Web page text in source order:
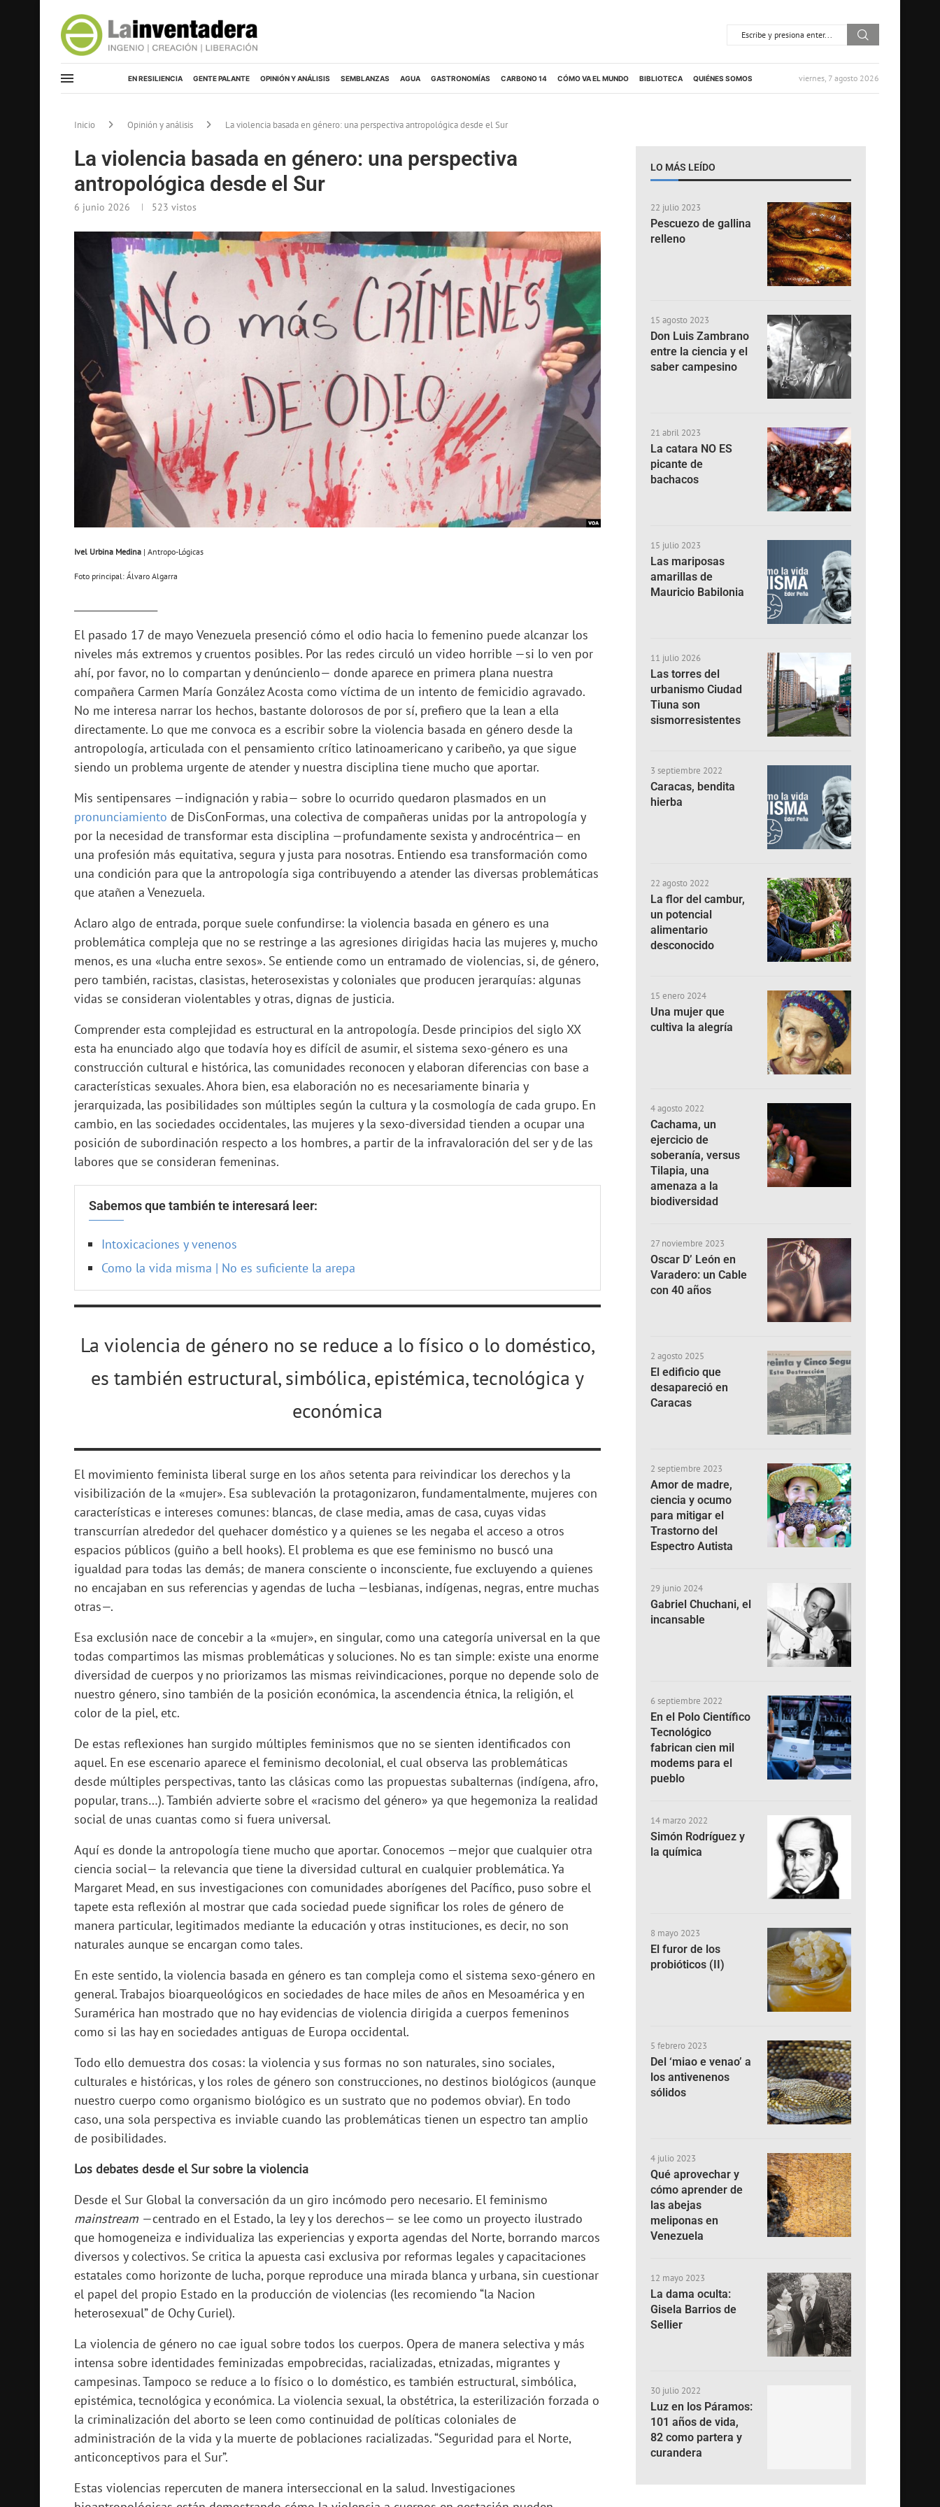
EN RESILIENCIA GENTE PALANTE OPINIÓN Y ANÁLISIS SEMBLANZAS AGUA GASTRONOMÍAS CARBONO 14 CÓMO VA EL MUNDO BIBLIOTECA QUIÉNES SOMOS viernes, 7 agosto 2026
Inicio Opinión y análisis La violencia basada en género: una perspectiva antropológica desde el Sur
La violencia basada en género: una perspectiva
antropológica desde el Sur
6 junio 2026 523 vistos
Ivel Urbina Medina | Antropo-Lógicas
Foto principal: Álvaro Algarra
El pasado 17 de mayo Venezuela presenció cómo el odio hacia lo femenino puede alcanzar los
niveles más extremos y cruentos posibles. Por las redes circuló un video horrible —si lo ven por
ahí, por favor, no lo compartan y denúncienlo— donde aparece en primera plana nuestra
compañera Carmen María González Acosta como víctima de un intento de femicidio agravado.
No me interesa narrar los hechos, bastante dolorosos de por sí, prefiero que la lean a ella
directamente. Lo que me convoca es a escribir sobre la violencia basada en género desde la
antropología, articulada con el pensamiento crítico latinoamericano y caribeño, ya que sigue
siendo un problema urgente de atender y nuestra disciplina tiene mucho que aportar.
Mis sentipensares —indignación y rabia— sobre lo ocurrido quedaron plasmados en un
pronunciamiento de DisConFormas, una colectiva de compañeras unidas por la antropología y
por la necesidad de transformar esta disciplina —profundamente sexista y androcéntrica— en
una profesión más equitativa, segura y justa para nosotras. Entiendo esa transformación como
una condición para que la antropología siga contribuyendo a atender las diversas problemáticas
que atañen a Venezuela.
Aclaro algo de entrada, porque suele confundirse: la violencia basada en género es una
problemática compleja que no se restringe a las agresiones dirigidas hacia las mujeres y, mucho
menos, es una «lucha entre sexos». Se entiende como un entramado de violencias, si, de género,
pero también, racistas, clasistas, heterosexistas y coloniales que producen jerarquías: algunas
vidas se consideran violentables y otras, dignas de justicia.
Comprender esta complejidad es estructural en la antropología. Desde principios del siglo XX
esta ha enunciado algo que todavía hoy es difícil de asumir, el sistema sexo-género es una
construcción cultural e histórica, las comunidades reconocen y elaboran diferencias con base a
características sexuales. Ahora bien, esa elaboración no es necesariamente binaria y
jerarquizada, las posibilidades son múltiples según la cultura y la cosmología de cada grupo. En
cambio, en las sociedades occidentales, las mujeres y la sexo-diversidad tienden a ocupar una
posición de subordinación respecto a los hombres, a partir de la infravaloración del ser y de las
labores que se consideran femeninas.
Sabemos que también te interesará leer:
Intoxicaciones y venenos
Como la vida misma | No es suficiente la arepa
La violencia de género no se reduce a lo físico o lo doméstico,
es también estructural, simbólica, epistémica, tecnológica y
económica
El movimiento feminista liberal surge en los años setenta para reivindicar los derechos y la
visibilización de la «mujer». Esa sublevación la protagonizaron, fundamentalmente, mujeres con
características e intereses comunes: blancas, de clase media, amas de casa, cuyas vidas
transcurrían alrededor del quehacer doméstico y a quienes se les negaba el acceso a otros
espacios públicos (guiño a bell hooks). El problema es que ese feminismo no buscó una
igualdad para todas las demás; de manera consciente o inconsciente, fue excluyendo a quienes
no encajaban en sus referencias y agendas de lucha —lesbianas, indígenas, negras, entre muchas
otras—.
Esa exclusión nace de concebir a la «mujer», en singular, como una categoría universal en la que
todas compartimos las mismas problemáticas y soluciones. No es tan simple: existe una enorme
diversidad de cuerpos y no priorizamos las mismas reivindicaciones, porque no depende solo de
nuestro género, sino también de la posición económica, la ascendencia étnica, la religión, el
color de la piel, etc.
De estas reflexiones han surgido múltiples feminismos que no se sienten identificados con
aquel. En ese escenario aparece el feminismo decolonial, el cual observa las problemáticas
desde múltiples perspectivas, tanto las clásicas como las propuestas subalternas (indígena, afro,
popular, trans…). También advierte sobre el «racismo del género» ya que hegemoniza la realidad
social de unas cuantas como si fuera universal.
Aquí es donde la antropología tiene mucho que aportar. Conocemos —mejor que cualquier otra
ciencia social— la relevancia que tiene la diversidad cultural en cualquier problemática. Ya
Margaret Mead, en sus investigaciones con comunidades aborígenes del Pacífico, puso sobre el
tapete esta reflexión al mostrar que cada sociedad puede significar los roles de género de
manera particular, legitimados mediante la educación y otras instituciones, es decir, no son
naturales aunque se encargan como tales.
En este sentido, la violencia basada en género es tan compleja como el sistema sexo-género en
general. Trabajos bioarqueológicos en sociedades de hace miles de años en Mesoamérica y en
Suramérica han mostrado que no hay evidencias de violencia dirigida a cuerpos femeninos
como si las hay en sociedades antiguas de Europa occidental.
Todo ello demuestra dos cosas: la violencia y sus formas no son naturales, sino sociales,
culturales e históricas, y los roles de género son construcciones, no destinos biológicos (aunque
nuestro cuerpo como organismo biológico es un sustrato que no podemos obviar). En todo
caso, una sola perspectiva es inviable cuando las problemáticas tienen un espectro tan amplio
de posibilidades.
Los debates desde el Sur sobre la violencia
Desde el Sur Global la conversación da un giro incómodo pero necesario. El feminismo
mainstream —centrado en el Estado, la ley y los derechos— se lee como un proyecto ilustrado
que homogeneiza e individualiza las experiencias y exporta agendas del Norte, borrando marcos
diversos y colectivos. Se critica la apuesta casi exclusiva por reformas legales y capacitaciones
estatales como horizonte de lucha, porque reproduce una mirada blanca y urbana, sin cuestionar
el papel del propio Estado en la producción de violencias (les recomiendo “la Nacion
heterosexual” de Ochy Curiel).
La violencia de género no cae igual sobre todos los cuerpos. Opera de manera selectiva y más
intensa sobre identidades feminizadas empobrecidas, racializadas, etnizadas, migrantes y
campesinas. Tampoco se reduce a lo físico o lo doméstico, es también estructural, simbólica,
epistémica, tecnológica y económica. La violencia sexual, la obstétrica, la esterilización forzada o
la criminalización del aborto se leen como continuidad de políticas coloniales de
administración de la vida y la muerte de poblaciones racializadas. “Seguridad para el Norte,
anticonceptivos para el Sur”.
Estas violencias repercuten de manera interseccional en la salud. Investigaciones
LO MÁS LEÍDO
22 julio 2023
Pescuezo de gallina
relleno
15 agosto 2023
Don Luis Zambrano
entre la ciencia y el
saber campesino
21 abril 2023
La catara NO ES
picante de
bachacos
15 julio 2023
Las mariposas
amarillas de
Mauricio Babilonia
11 julio 2026
Las torres del
urbanismo Ciudad
Tiuna son
sismorresistentes
3 septiembre 2022
Caracas, bendita
hierba
22 agosto 2022
La flor del cambur,
un potencial
alimentario
desconocido
15 enero 2024
Una mujer que
cultiva la alegría
4 agosto 2022
Cachama, un
ejercicio de
soberanía, versus
Tilapia, una
amenaza a la
biodiversidad
27 noviembre 2023
Oscar D’ León en
Varadero: un Cable
con 40 años
2 agosto 2025
El edificio que
desapareció en
Caracas
2 septiembre 2023
Amor de madre,
ciencia y ocumo
para mitigar el
Trastorno del
Espectro Autista
29 junio 2024
Gabriel Chuchani, el
incansable
6 septiembre 2022
En el Polo Científico
Tecnológico
fabrican cien mil
modems para el
pueblo
14 marzo 2022
Simón Rodríguez y
la química
8 mayo 2023
El furor de los
probióticos (II)
5 febrero 2023
Del ‘miao e venao’ a
los antivenenos
sólidos
4 julio 2023
Qué aprovechar y
cómo aprender de
las abejas
meliponas en
Venezuela
12 mayo 2023
La dama oculta:
Gisela Barrios de
Sellier
30 julio 2022
Luz en los Páramos:
101 años de vida,
82 como partera y
curandera